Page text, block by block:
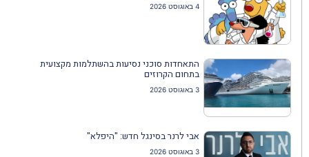
4 באוגוסט 2026
התאחדות סוכני נסיעות בהשתלמות מקצועית
בתחום הקרוזים
3 באוגוסט 2026
אבי לרנר בסינגל חדש: "היפלא"
3 באוגוסט 2026